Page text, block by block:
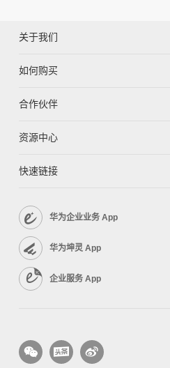
关于我们
如何购买
合作伙伴
资源中心
快速链接
华为企业业务 App
华为坤灵 App
企业服务 App